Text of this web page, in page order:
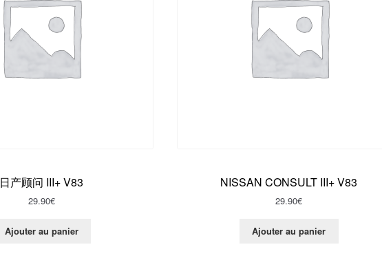
日产顾问 III+ V83
29.90€
Ajouter au panier
NISSAN CONSULT III+ V83
29.90€
Ajouter au panier